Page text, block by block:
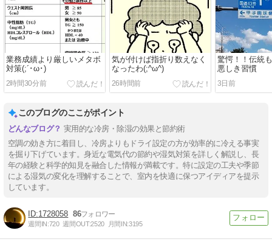
業務成績より厳しいメタボ
対策(;´･ω･)
2時間30分前
気が付けば指折り数えなく
なったわ(;^ω^)
26時間前
驚愕！！伝統
悪しき習慣
3日前
このブログのここがポイント
実用的な冷房・除湿の効果と節約術
空調の効き方に着目し、冷房よりもドライ設定の方が効率的に冷える事実
を掘り下げています。身近な電気代の節約や湿気対策を詳しく解説し、長
年の経験と科学的知見を融合した情報が満載です。特に設定の工夫や季節
による湿気の変化を理解することで、室内を快適に保つアイディアを提示
しています。
1728058 86
週間IN:720 週間OUT:2520 月間IN:3195